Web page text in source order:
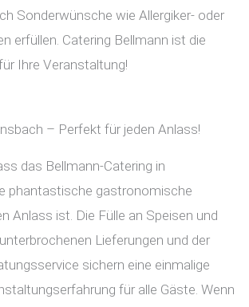
Sonderwünsche wie Allergiker- oder
erfüllen. Catering Bellmann ist die
Ihre Veranstaltung!
– Perfekt für jeden Anlass!
das Bellmann-Catering in
phantastische gastronomische
Anlass ist. Die Fülle an Speisen und
Lieferungen und der
sichern eine einmalige
für alle Gäste. Wenn